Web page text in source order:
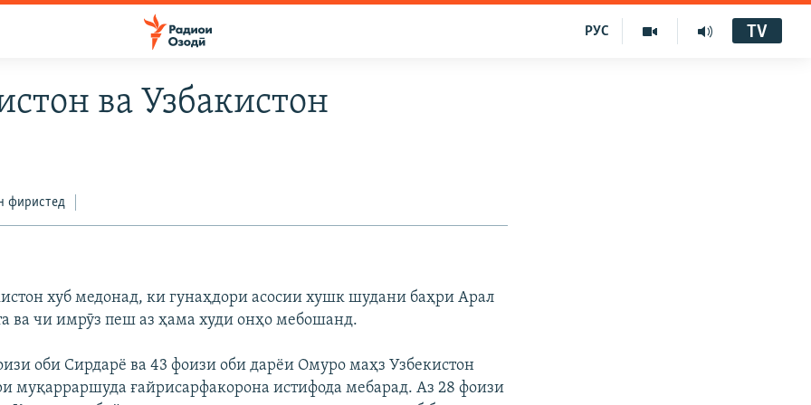
РУС TV
ва Узбакистон
фиристед
хуб медонад, ки гунаҳдори асосии хушк шудани баҳри Арал
ва чи имрӯз пеш аз ҳама худи онҳо мебошанд.
оби Сирдарё ва 43 фоизи оби дарёи Омуро маҳз Узбекистон
муқарраршуда ғайрисарфакорона истифода мебарад. Аз 28 фоизи